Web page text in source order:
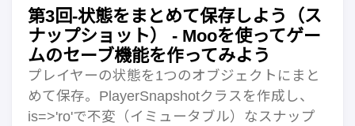
第3回-状態をまとめて保存しよう（ス
ナップショット） - Mooを使ってゲー
ムのセーブ機能を作ってみよう
プレイヤーの状態を1つのオブジェクトにまと
めて保存。PlayerSnapshotクラスを作成し、
is=>'ro'で不変（イミュータブル）なスナップ